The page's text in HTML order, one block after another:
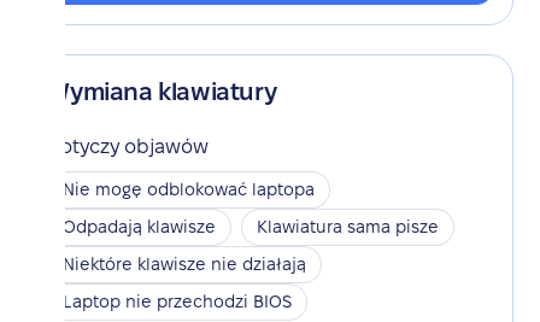
Wymiana klawiatury
Dotyczy objawów
Nie mogę odblokować laptopa
Odpadają klawisze
Klawiatura sama pisze
Niektóre klawisze nie działają
Laptop nie przechodzi BIOS